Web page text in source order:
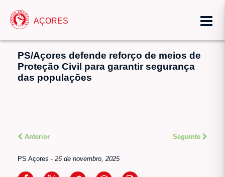
AÇORES
PS/Açores defende reforço de meios de
Proteção Civil para garantir segurança
das populações
Anterior Seguinte
PS Açores - 26 de novembro, 2025